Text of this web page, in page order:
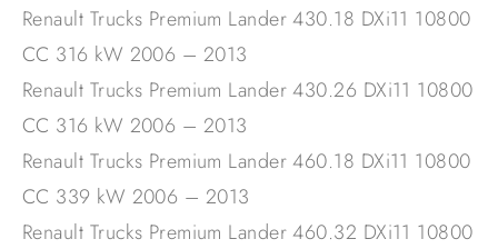
Renault Trucks Premium Lander 430.18 DXi11 10800
CC 316 kW 2006 – 2013
Renault Trucks Premium Lander 430.26 DXi11 10800
CC 316 kW 2006 – 2013
Renault Trucks Premium Lander 460.18 DXi11 10800
CC 339 kW 2006 – 2013
Renault Trucks Premium Lander 460.32 DXi11 10800